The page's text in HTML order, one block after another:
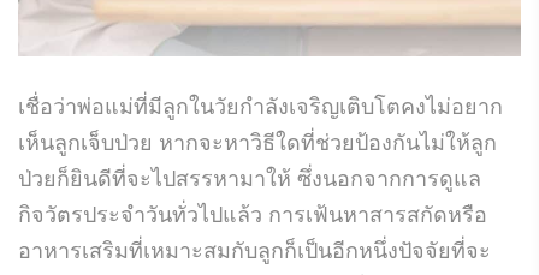
เชื่อว่าพ่อแม่ที่มีลูกในวัยกำลังเจริญเติบโตคงไม่อยาก
เห็นลูกเจ็บป่วย หากจะหาวิธีใดที่ช่วยป้องกันไม่ให้ลูก
ป่วยก็ยินดีที่จะไปสรรหามาให้ ซึ่งนอกจากการดูแล
กิจวัตรประจำวันทั่วไปแล้ว การเฟ้นหาสารสกัดหรือ
อาหารเสริมที่เหมาะสมกับลูกก็เป็นอีกหนึ่งปัจจัยที่จะ